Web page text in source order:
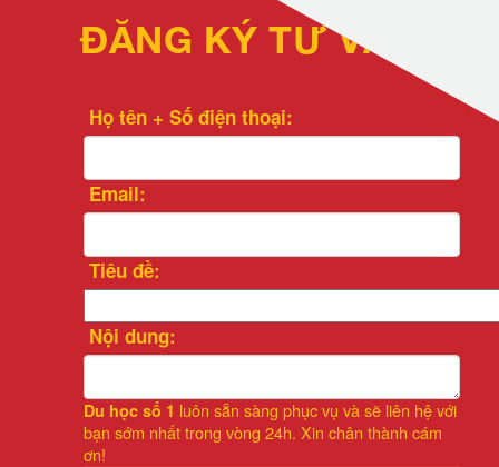
ĐĂNG KÝ TƯ VẤN
Họ tên + Số điện thoại:
Email:
Tiêu đề:
Nội dung:
Du học số 1 luôn sẵn sàng phục vụ và sẽ liên hệ với
bạn sớm nhất trong vòng 24h. Xin chân thành cám
ơn!